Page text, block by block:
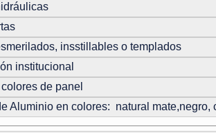
insstillables o templados
institucional
de panel
Aluminio en colores: natural